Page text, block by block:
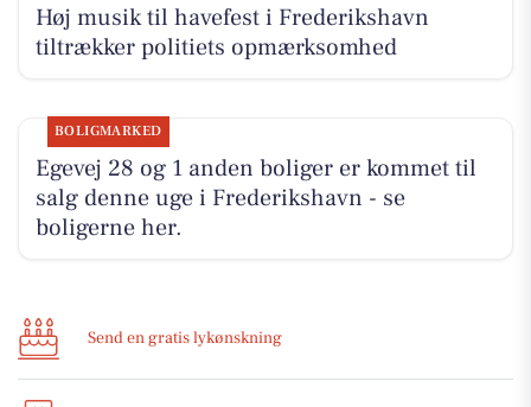
Høj musik til havefest i Frederikshavn
tiltrækker politiets opmærksomhed
BOLIGMARKED
Egevej 28 og 1 anden boliger er kommet til
salg denne uge i Frederikshavn - se
boligerne her.
Send en gratis lykønskning